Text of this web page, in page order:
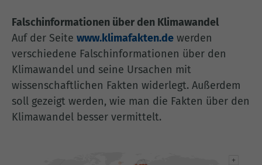
Falschinformationen über den Klimawandel
Auf der Seite www.klimafakten.de werden
verschiedene Falschinformationen über den
Klimawandel und seine Ursachen mit
wissenschaftlichen Fakten widerlegt. Außerdem
soll gezeigt werden, wie man die Fakten über den
Klimawandel besser vermittelt.